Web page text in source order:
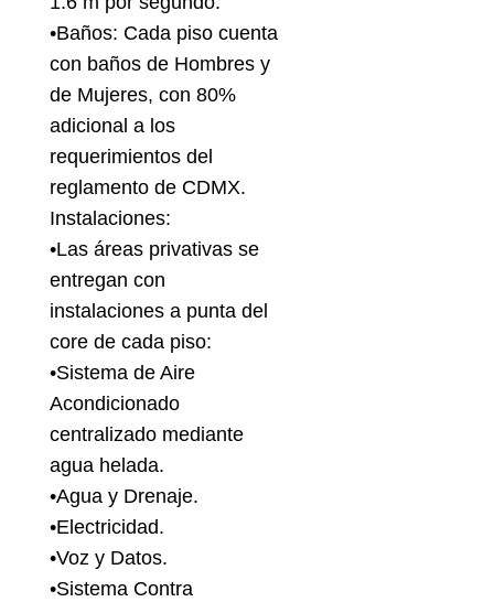
•Baños: Cada piso cuenta
con baños de Hombres y
de Mujeres, con 80%
adicional a los
requerimientos del
reglamento de CDMX.
Instalaciones:
•Las áreas privativas se
entregan con
instalaciones a punta del
core de cada piso:
•Sistema de Aire
Acondicionado
centralizado mediante
agua helada.
•Agua y Drenaje.
•Electricidad.
•Voz y Datos.
•Sistema Contra